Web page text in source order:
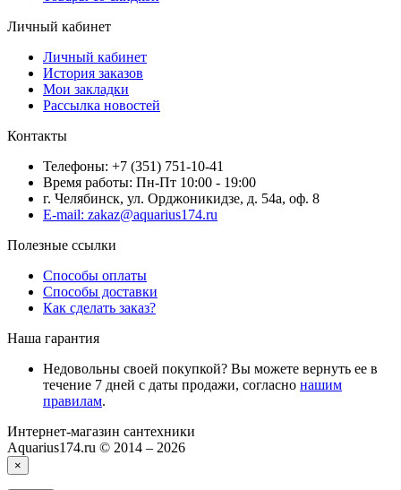
Личный кабинет
Личный кабинет
История заказов
Мои закладки
Рассылка новостей
Контакты
Телефоны: +7 (351) 751-10-41
Время работы: Пн-Пт 10:00 - 19:00
г. Челябинск, ул. Орджоникидзе, д. 54а, оф. 8
E-mail: zakaz@aquarius174.ru
Полезные ссылки
Способы оплаты
Способы доставки
Как сделать заказ?
Наша гарантия
Недовольны своей покупкой? Вы можете вернуть ее в
течение 7 дней с даты продажи, согласно нашим
правилам.
Интернет-магазин сантехники
Aquarius174.ru © 2014 – 2026
×